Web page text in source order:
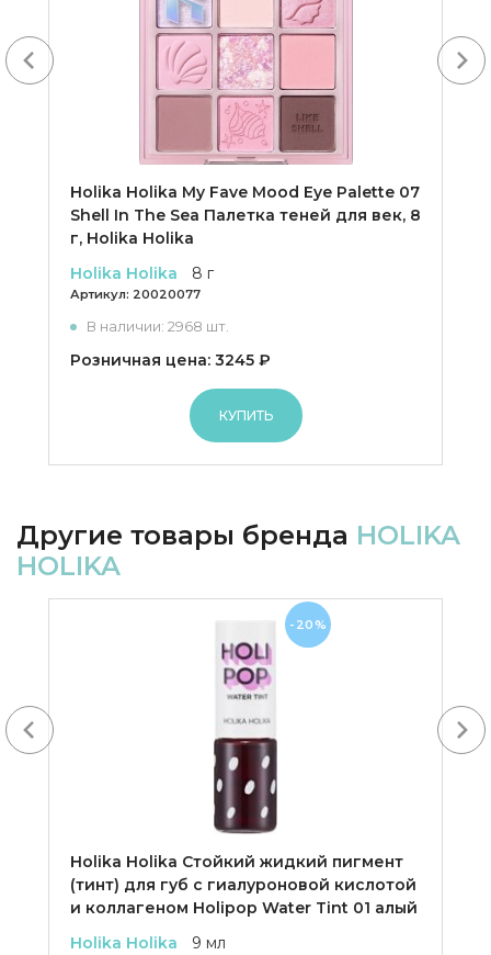
Holika Holika My Fave Mood Eye Palette 07
Shell In The Sea Палетка теней для век, 8
г, Holika Holika
Holika Holika
8 г
Артикул: 20020077
В наличии: 2968 шт.
Розничная цена: 3245 ₽
КУПИТЬ
Другие товары бренда HOLIKA
HOLIKA
Holika Holika Cтойкий жидкий пигмент
(тинт) для губ с гиалуроновой кислотой
и коллагеном Holipop Water Tint 01 алый
Holika Holika
9 мл
-20%